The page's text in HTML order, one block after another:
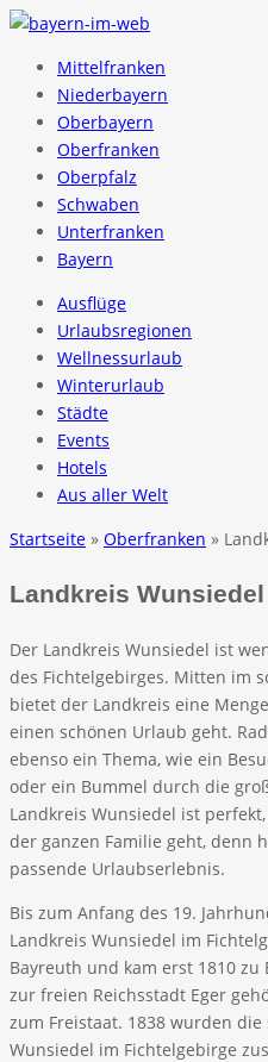
Mittelfranken
Niederbayern
Oberbayern
Oberfranken
Oberpfalz
Schwaben
Unterfranken
Bayern
Ausflüge
Urlaubsregionen
Wellnessurlaub
Winterurlaub
Städte
Events
Hotels
Aus aller Welt
Startseite » Oberfranken »
Landkreis Wunsiedel
Der Landkreis Wunsiedel ist
des Fichtelgebirges. Mitten im
bietet der Landkreis eine
einen schönen Urlaub geht.
ebenso ein Thema, wie ein
oder ein Bummel durch die
Landkreis Wunsiedel ist
der ganzen Familie geht, denn
passende Urlaubserlebnis.
Bis zum Anfang des 19.
Landkreis Wunsiedel im
Bayreuth und kam erst 1810
zur freien Reichsstadt Eger
zum Freistaat. 1838 wurden
Wunsiedel im Fichtelgebirge